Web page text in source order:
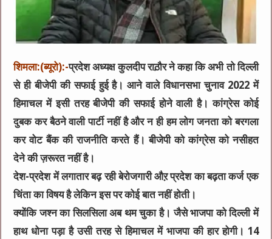
शिमला:(ब्यूरो):-प्रदेश अध्यक्ष कुलदीप राठ़ौर ने कहा कि अभी तो दिल्ली
से ही बीजेपी की सफाई हुई है। आने वाले विधानसभा चुनाव 2022 में
हिमाचल में इसी तरह बीजेपी की सफाई होने वाली है। कांग्रेस कोई
दुबक कर बैठने वाली पार्टी नहीं है और न ही हम लोग जनता को बरगला
कर वोट बैंक की राजनीति करते हैं। बीजेपी को कांग्रेस को नसीहत
देने की ज़रूरत नहीं है।
देश-प्रदेश में लगातार बढ़ रही बेरोजगारी औऱ प्रदेश का बढ़ता कर्ज एक
चिंता का विषय है लेकिन इस पर कोई बात नहीं होती।
क्योंकि जश्न का सिलसिला अब थम चुका है। जैसे भाजपा को दिल्ली में
हाथ धोना पड़ा है उसी तरह से हिमाचल में भाजपा की हार होगी। 14